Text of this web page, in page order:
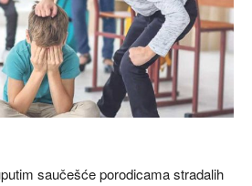
saučešće porodicama stradalih